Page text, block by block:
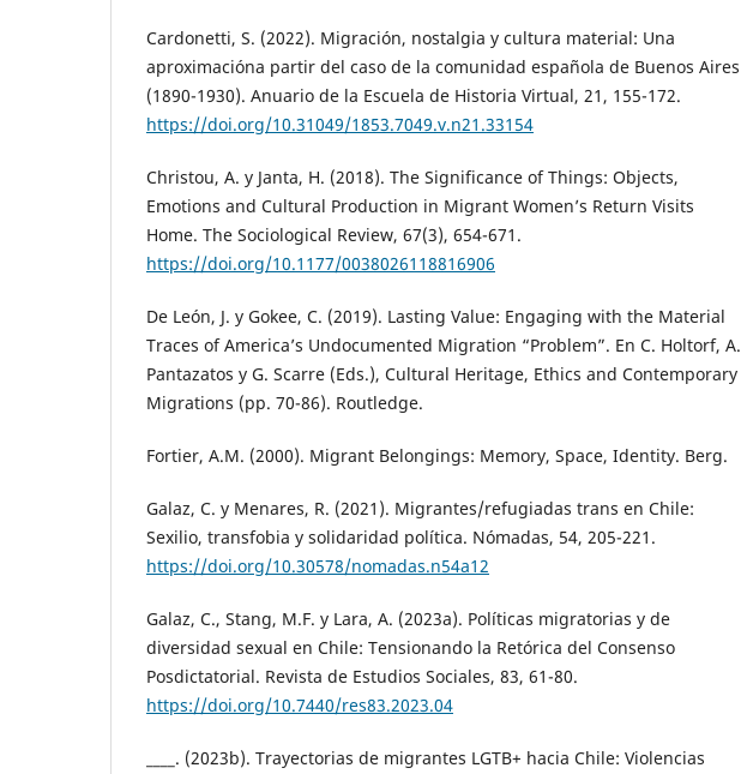
Cardonetti, S. (2022). Migración, nostalgia y cultura material: Una
aproximacióna partir del caso de la comunidad española de Buenos Aires
(1890-1930). Anuario de la Escuela de Historia Virtual, 21, 155-172.
https://doi.org/10.31049/1853.7049.v.n21.33154
Christou, A. y Janta, H. (2018). The Significance of Things: Objects,
Emotions and Cultural Production in Migrant Women’s Return Visits
Home. The Sociological Review, 67(3), 654-671.
https://doi.org/10.1177/0038026118816906
De León, J. y Gokee, C. (2019). Lasting Value: Engaging with the Material
Traces of America’s Undocumented Migration “Problem”. En C. Holtorf, A.
Pantazatos y G. Scarre (Eds.), Cultural Heritage, Ethics and Contemporary
Migrations (pp. 70-86). Routledge.
Fortier, A.M. (2000). Migrant Belongings: Memory, Space, Identity. Berg.
Galaz, C. y Menares, R. (2021). Migrantes/refugiadas trans en Chile:
Sexilio, transfobia y solidaridad política. Nómadas, 54, 205-221.
https://doi.org/10.30578/nomadas.n54a12
Galaz, C., Stang, M.F. y Lara, A. (2023a). Políticas migratorias y de
diversidad sexual en Chile: Tensionando la Retórica del Consenso
Posdictatorial. Revista de Estudios Sociales, 83, 61-80.
https://doi.org/10.7440/res83.2023.04
____. (2023b). Trayectorias de migrantes LGTB+ hacia Chile: Violencias